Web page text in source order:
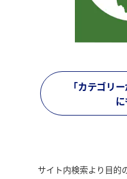
「カテゴリ
サイト内検索より目的